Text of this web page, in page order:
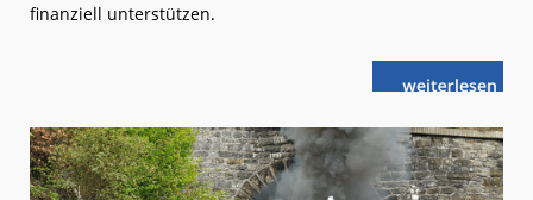
finanziell unterstützen.
weiterlese
nHSB:
Land